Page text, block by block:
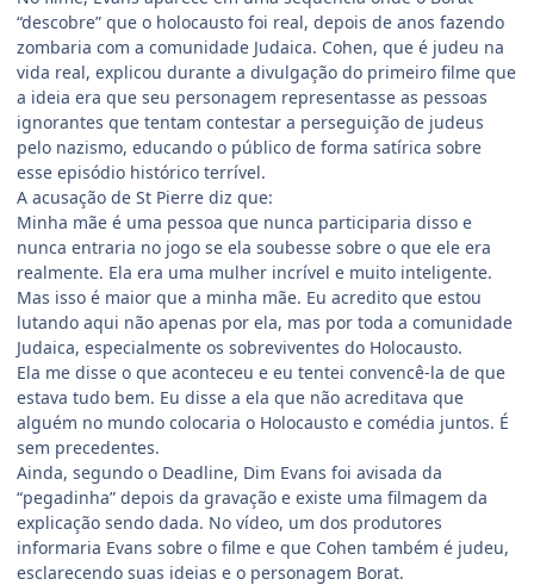
“descobre” que o holocausto foi real, depois de anos fazendo
zombaria com a comunidade Judaica. Cohen, que é judeu na
vida real, explicou durante a divulgação do primeiro filme que
a ideia era que seu personagem representasse as pessoas
ignorantes que tentam contestar a perseguição de judeus
pelo nazismo, educando o público de forma satírica sobre
esse episódio histórico terrível.
A acusação de St Pierre diz que:
Minha mãe é uma pessoa que nunca participaria disso e
nunca entraria no jogo se ela soubesse sobre o que ele era
realmente. Ela era uma mulher incrível e muito inteligente.
Mas isso é maior que a minha mãe. Eu acredito que estou
lutando aqui não apenas por ela, mas por toda a comunidade
Judaica, especialmente os sobreviventes do Holocausto.
Ela me disse o que aconteceu e eu tentei convencê-la de que
estava tudo bem. Eu disse a ela que não acreditava que
alguém no mundo colocaria o Holocausto e comédia juntos. É
sem precedentes.
Ainda, segundo o Deadline, Dim Evans foi avisada da
“pegadinha” depois da gravação e existe uma filmagem da
explicação sendo dada. No vídeo, um dos produtores
informaria Evans sobre o filme e que Cohen também é judeu,
esclarecendo suas ideias e o personagem Borat.